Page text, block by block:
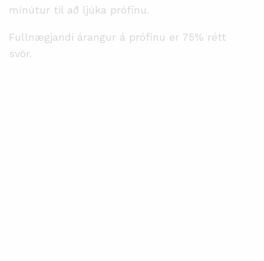
mínútur til að ljúka prófinu.
Fullnægjandi árangur á prófinu er 75% rétt
svör.